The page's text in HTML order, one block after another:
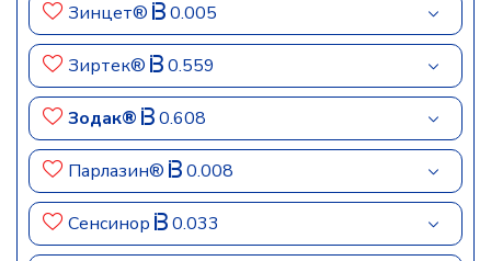
Зинцет® 0.005
Зиртек® 0.559
Зодак® 0.608
Парлазин® 0.008
Сенсинор 0.033